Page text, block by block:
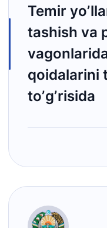
Temir
tashish va
qoidalarini
toʼgʼrisida